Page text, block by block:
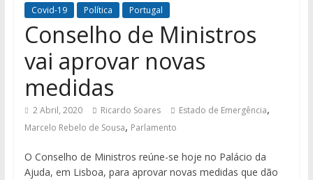
Covid-19 Política Portugal
Conselho de Ministros
vai aprovar novas
medidas
2 Abril, 2020 Ricardo Soares Estado de Emergência,
Marcelo Rebelo de Sousa, Parlamento
O Conselho de Ministros reúne-se hoje no Palácio da
Ajuda, em Lisboa, para aprovar novas medidas que dão